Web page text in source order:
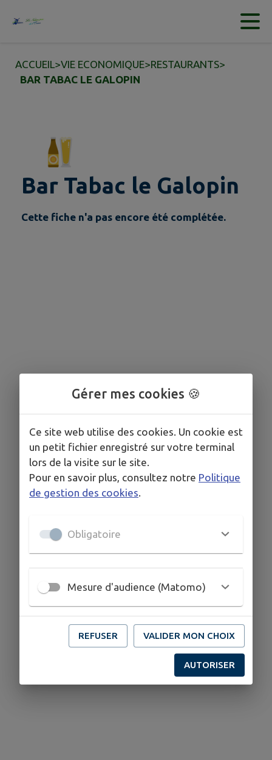
Contenu
ACCUEIL>VIE ECONOMIQUE>RESTAURANTS>
BAR TABAC LE GALOPIN
Bar Tabac le Galopin
Cette fiche n'a pas encore été complétée.
Gérer mes cookies 🍪
Ce site web utilise des cookies. Un cookie est
un petit fichier enregistré sur votre terminal
lors de la visite sur le site.
Pour en savoir plus, consultez notre Politique
de gestion des cookies
Obligatoire
Mesure d'audience (Matomo)
REFUSER VALIDER MON CHOIX
AUTORISER